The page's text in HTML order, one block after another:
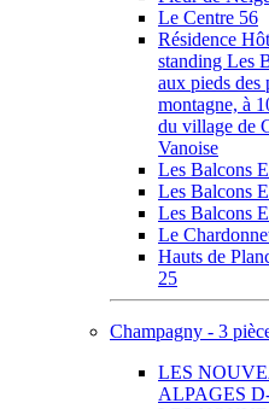
Le Centre 56
Résidence
standing Les
aux pieds des
montagne, à
du village de
Vanoise
Les Balcons
Les Balcons
Les Balcons
Le
Hauts de
25
Champagny - 3
LES
ALPAGES